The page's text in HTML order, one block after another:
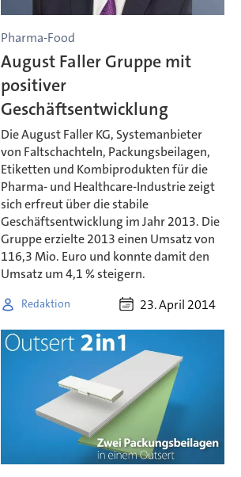
Pharma-Food
August Faller Gruppe mit
positiver
Geschäftsentwicklung
Die August Faller KG, Systemanbieter
von Faltschachteln, Packungsbeilagen,
Etiketten und Kombiprodukten für die
Pharma- und Healthcare-Industrie zeigt
sich erfreut über die stabile
Geschäftsentwicklung im Jahr 2013. Die
Gruppe erzielte 2013 einen Umsatz von
116,3 Mio. Euro und konnte damit den
Umsatz um 4,1 % steigern.
Redaktion 23. April 2014